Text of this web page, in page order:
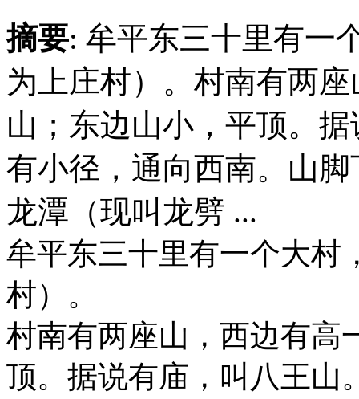
摘要: 牟平东三十里有一
为上庄村）。村南有两
山；东边山小，平顶。
有小径，通向西南。山
龙潭（现叫龙劈 ...
牟平东三十里有一个大村
村）。
村南有两座山，西边有高
顶。据说有庙，叫八王山